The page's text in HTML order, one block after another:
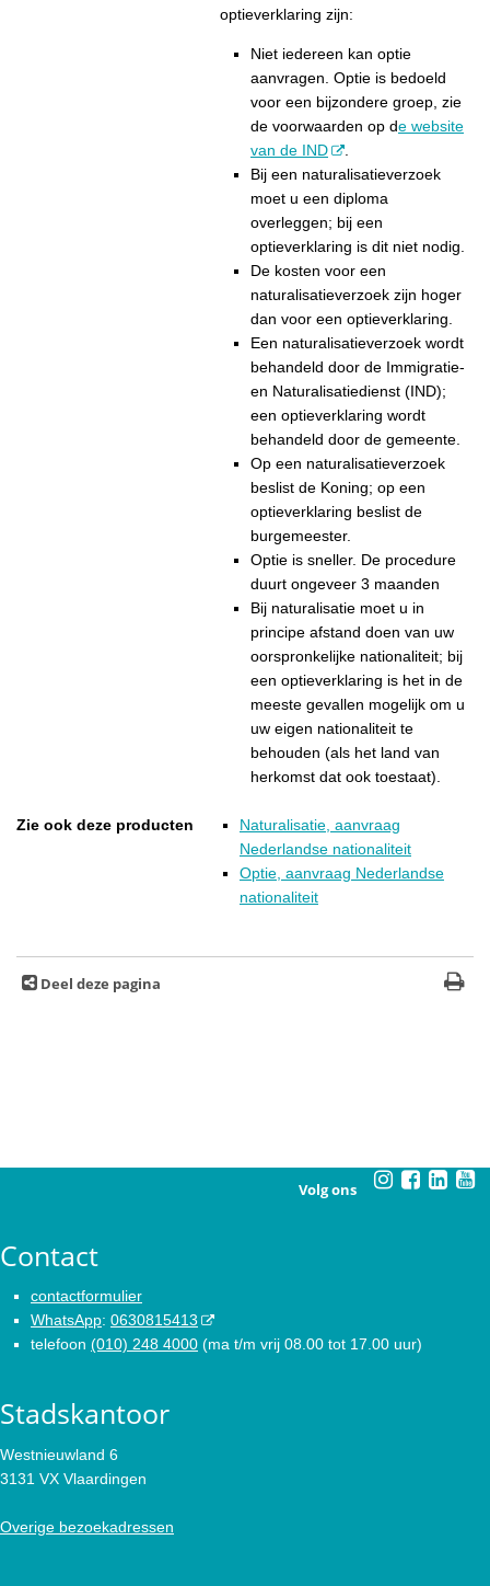
optieverklaring zijn:
Niet iedereen kan optie
aanvragen. Optie is bedoeld
voor een bijzondere groep, zie
de voorwaarden op de website
van de IND
Bij een naturalisatieverzoek
moet u een diploma
overleggen; bij een
optieverklaring is dit niet nodig.
De kosten voor een
naturalisatieverzoek zijn hoger
dan voor een optieverklaring.
Een naturalisatieverzoek wordt
behandeld door de Immigratie-
en Naturalisatiedienst (IND);
een optieverklaring wordt
behandeld door de gemeente.
Op een naturalisatieverzoek
beslist de Koning; op een
optieverklaring beslist de
burgemeester.
Optie is sneller. De procedure
duurt ongeveer 3 maanden
Bij naturalisatie moet u in
principe afstand doen van uw
oorspronkelijke nationaliteit; bij
een optieverklaring is het in de
meeste gevallen mogelijk om u
uw eigen nationaliteit te
behouden (als het land van
herkomst dat ook toestaat).
Zie ook deze producten
Naturalisatie, aanvraag
Nederlandse nationaliteit
Optie, aanvraag Nederlandse
nationaliteit
Deel deze pagina
Volg ons
Contact
contactformulier
WhatsApp: 0630815413
telefoon (010) 248 4000 (ma t/m vrij 08.00 tot 17.00 uur)
Stadskantoor
Westnieuwland 6
3131 VX Vlaardingen
Overige bezoekadressen